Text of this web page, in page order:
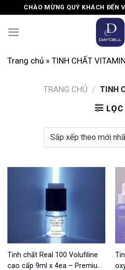
content
CHÀO MỪNG QUÝ KHÁCH ĐẾN
Trang chủ » TINH CHẤT VITAMIN
TRANG CHỦ / TINH
LỌC
Tinh chất Real 100 Volufiline
cao cấp 9ml x 4ea – Premium